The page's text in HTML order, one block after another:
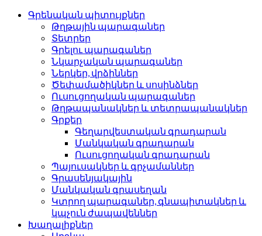
Գրենական պիտույքներ
Թղթային պարագաներ
Տետրեր
Գրելու պարագաներ
Նկարչական պարագաներ
Ներկեր, վրձիններ
Ծեփամածիկներ և սոսինձներ
Ուսուցողական պարագաներ
Թղթապանակներ և տետրապանակներ
Գրքեր
Գեղարվեստական գրադարան
Մանկական գրադարան
Ուսուցողական գրադարան
Պայուսակներ և գրչամաններ
Գրասենյակային
Մանկական գրասեղան
Կտրող պարագաներ, գնապիտակներ և
կպչուն ժապավեններ
Խաղալիքներ